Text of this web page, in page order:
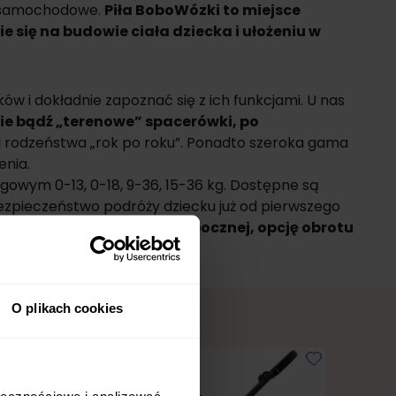
O plikach cookies
Piła BoboWózki to miejsce
na budowie ciała dziecka i ułożeniu w
i dokładnie zapoznać się z ich funkcjami. U nas
bądź „terenowe” spacerówki, po
„rok po roku”. Ponadto szeroka gama
0-13, 0-18, 9-36, 15-36 kg. Dostępne są
podróży dziecku już od pierwszego
systemy ochrony bocznej, opcję obrotu